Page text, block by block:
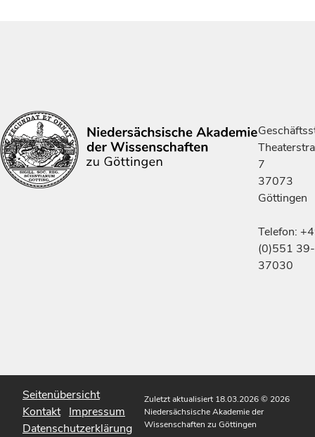
7
37073
Göttingen
Telefon:
(0)551 39-
37030
Seitenübersicht
Kontakt Impressum
Datenschutzerklärung
Zuletzt aktualisiert 18.03.2026© 2026
Niedersächsische Akademie der
Wissenschaften zu Göttingen